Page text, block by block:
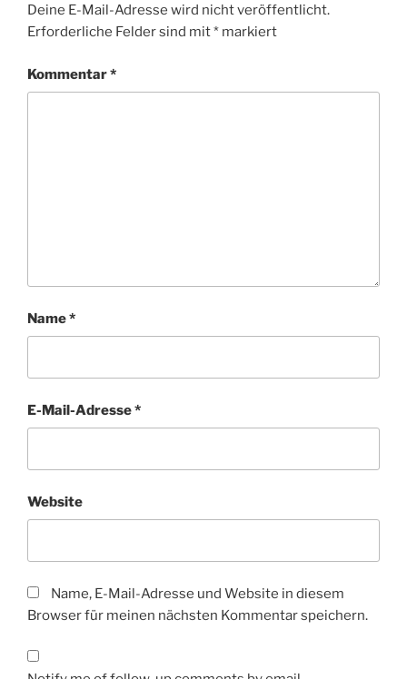
Deine E-Mail-Adresse wird nicht veröffentlicht.
Erforderliche Felder sind mit* markiert
Kommentar*
Name*
E-Mail-Adresse*
Website
Name, E-Mail-Adresse und Website in diesem
Browser für meinen nächsten Kommentar speichern.